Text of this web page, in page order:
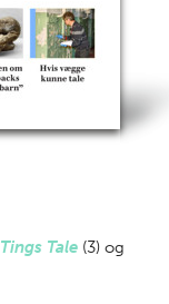
Tings Tale (3) og